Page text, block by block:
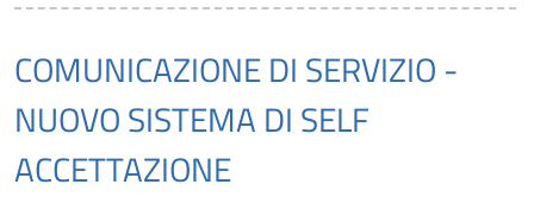
COMUNICAZIONE DI SERVIZIO -
NUOVO SISTEMA DI SELF
ACCETTAZIONE